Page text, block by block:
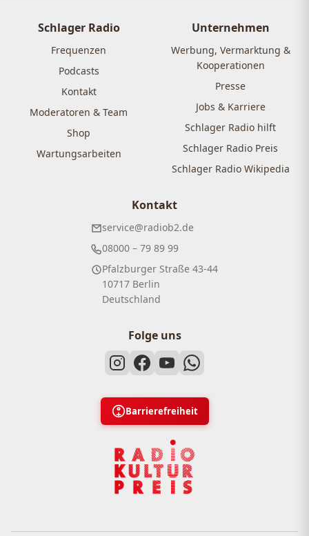
Schlager Radio
Frequenzen
Podcasts
Kontakt
Moderatoren & Team
Shop
Wartungsarbeiten
Unternehmen
Werbung, Vermarktung &
Kooperationen
Presse
Jobs & Karriere
Schlager Radio hilft
Schlager Radio Preis
Schlager Radio Wikipedia
Kontakt
service@radiob2.de
08000 – 79 89 99
Pfalzburger Straße 43-44
10717 Berlin
Deutschland
Folge uns
Barrierefreiheit